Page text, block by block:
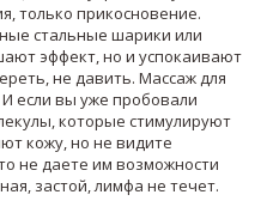
только прикосновение.
стальные шарики или
эффект, но и успокаивают
не давить. Массаж для
если вы уже пробовали
которые стимулируют
кожу, но не видите
не даете им возможности
застой, лимфа не течет.